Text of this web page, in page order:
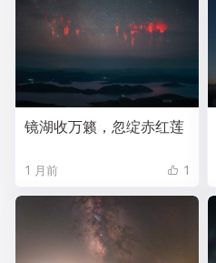
镜湖收万籁，忽绽赤红莲
1 月前 1